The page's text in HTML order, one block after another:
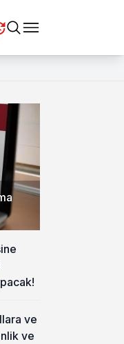
ve
ve